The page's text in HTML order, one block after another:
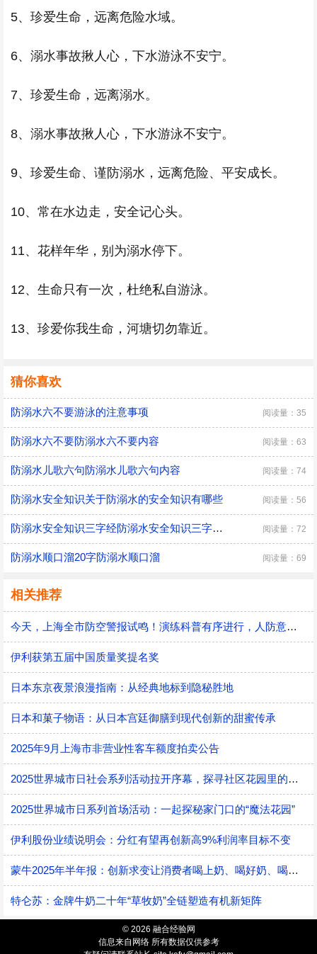
5、珍爱生命，远离危险水域。
6、溺水事故揪人心，下水游泳不安宁。
7、珍爱生命，远离溺水。
8、溺水事故揪人心，下水游泳不安宁。
9、珍爱生命、谨防溺水，远离危险、平安成长。
10、常在水边走，安全记心头。
11、花样年华，别为溺水停下。
12、生命只有一次，杜绝私自游泳。
13、珍爱你我生命，河塘切勿靠近。
猜你喜欢
防溺水六不要游泳的注意事项 阅读量：35
防溺水六不要防溺水六不要内容 阅读量：63
防溺水儿歌六句防溺水儿歌六句内容 阅读量：74
防溺水安全知识关于防溺水的安全知识有哪些 阅读量：56
防溺水安全知识三字经防溺水安全知识三字经的内容 阅读量：72
防溺水顺口溜20字防溺水顺口溜 阅读量：69
相关推荐
今天，上海全市防空警报试鸣！演练科普有序进行，人防意识“声入人心”
伊利获第五届中国质量奖提名奖
日本东京夜景浪漫指南：从经典地标到隐秘胜地
日本和菓子物语：从日本宫廷御膳到现代创新的甜蜜传承
2025年9月上海市非营业性客车额度拍卖公告
2025世界城市日社会系列活动拉开序幕，探寻社区花园里的智慧应用
2025世界城市日系列首场活动：一起探秘家门口的“魔法花园”
伊利股份业绩说明会：分红有望再创新高9%利润率目标不变
蒙牛2025年半年报：创新求变让消费者喝上奶、喝好奶、喝对奶
特仑苏：金牌牛奶二十年“草牧奶”全链塑造有机新矩阵
© 2026 融合经验网
信息来自网络 所有数据仅供参考